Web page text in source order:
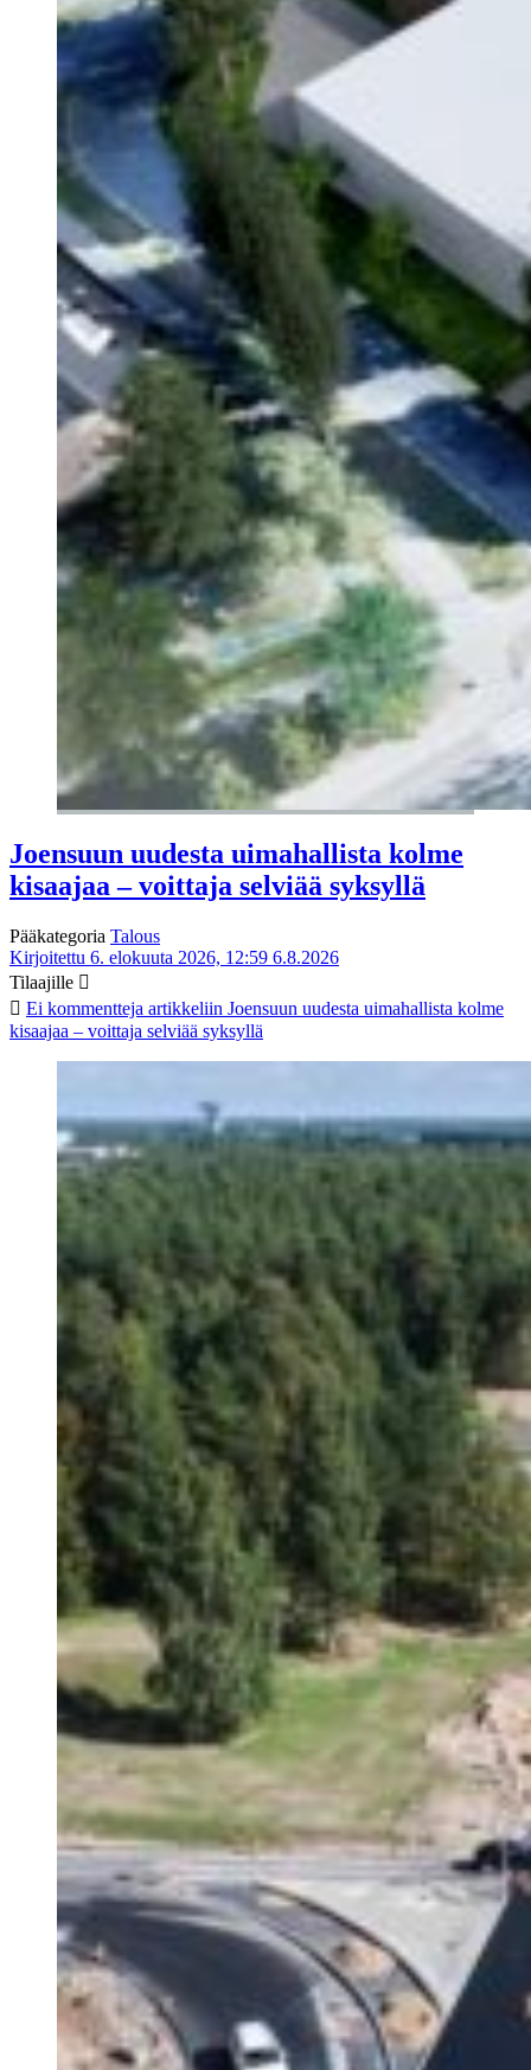
Joensuun uudesta uimahallista kolme
kisaajaa – voittaja selviää syksyllä
Pääkategoria Talous
Kirjoitettu 6. elokuuta 2026, 12:59 6.8.2026
Tilaajille
Ei kommentteja artikkeliin Joensuun uudesta uimahallista kolme
kisaajaa – voittaja selviää syksyllä